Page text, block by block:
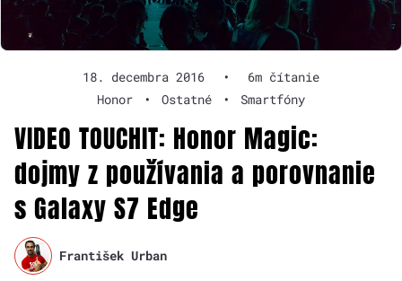
18. decembra 2016 •
6m čítanie
Honor
• Ostatné • Smartfóny
VIDEO TOUCHIT: Honor Magic:
dojmy z používania a porovnanie
s Galaxy S7 Edge
František Urban